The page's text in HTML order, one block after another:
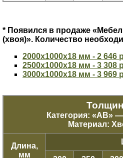
* Появился в продаже
(хвоя)». Количество
2000х1000х18 мм - 2 646
2500х1000х18 мм - 3 308
3000х1000х18 мм - 3 969
Категория: «АВ» —
Материал:
Длина,
мм